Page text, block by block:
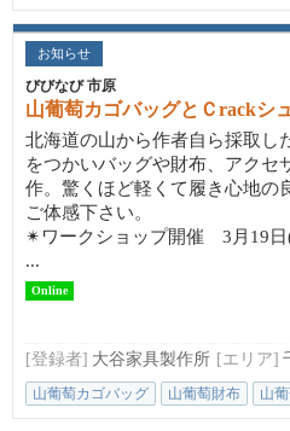
お知らせ
びびなび 市原
山葡萄カゴバッグとＣrackシ
北海道の山から作者自ら採取し
をつかいバッグや財布、アクセ
作。驚くほど軽くて履き心地の
ご体感下さい。
✴︎ワークショップ開催 3月19
...
Online
[登録者] 大谷家具製作所 [エリア]
山葡萄カゴバッグ 山葡萄財布 山